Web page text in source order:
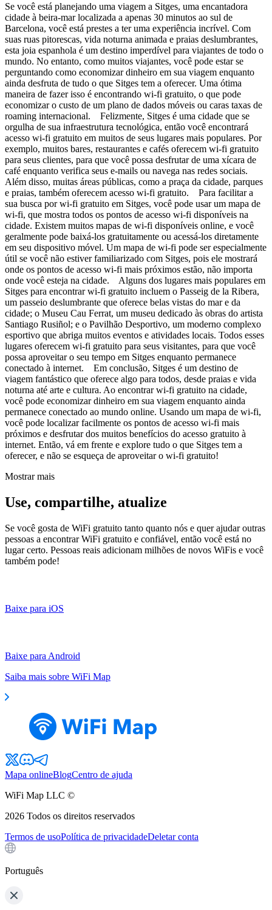
Se você está planejando uma viagem a Sitges, uma encantadora
cidade à beira-mar localizada a apenas 30 minutos ao sul de
Barcelona, você está prestes a ter uma experiência incrível. Com
suas ruas pitorescas, vida noturna animada e praias deslumbrantes,
esta joia espanhola é um destino imperdível para viajantes de todo o
mundo. No entanto, como muitos viajantes, você pode estar se
perguntando como economizar dinheiro em sua viagem enquanto
ainda desfruta de tudo o que Sitges tem a oferecer. Uma ótima
maneira de fazer isso é encontrando wi-fi gratuito, o que pode
economizar o custo de um plano de dados móveis ou caras taxas de
roaming internacional. Felizmente, Sitges é uma cidade que se
orgulha de sua infraestrutura tecnológica, então você encontrará
acesso wi-fi gratuito em muitos de seus lugares mais populares. Por
exemplo, muitos bares, restaurantes e cafés oferecem wi-fi gratuito
para seus clientes, para que você possa desfrutar de uma xícara de
café enquanto verifica seus e-mails ou navega nas redes sociais.
Além disso, muitas áreas públicas, como a praça da cidade, parques
e praias, também oferecem acesso wi-fi gratuito. Para facilitar a
sua busca por wi-fi gratuito em Sitges, você pode usar um mapa de
wi-fi, que mostra todos os pontos de acesso wi-fi disponíveis na
cidade. Existem muitos mapas de wi-fi disponíveis online, e você
geralmente pode baixá-los gratuitamente ou acessá-los diretamente
em seu dispositivo móvel. Um mapa de wi-fi pode ser especialmente
útil se você não estiver familiarizado com Sitges, pois ele mostrará
onde os pontos de acesso wi-fi mais próximos estão, não importa
onde você esteja na cidade. Alguns dos lugares mais populares em
Sitges para encontrar wi-fi gratuito incluem o Passeig de la Ribera,
um passeio deslumbrante que oferece belas vistas do mar e da
cidade; o Museu Cau Ferrat, um museu dedicado às obras do artista
Santiago Rusiñol; e o Pavilhão Desportivo, um moderno complexo
esportivo que abriga muitos eventos e atividades locais. Todos esses
lugares oferecem wi-fi gratuito para seus visitantes, para que você
possa aproveitar o seu tempo em Sitges enquanto permanece
conectado à internet. Em conclusão, Sitges é um destino de
viagem fantástico que oferece algo para todos, desde praias e vida
noturna até arte e cultura. Ao encontrar wi-fi gratuito na cidade,
você pode economizar dinheiro em sua viagem enquanto ainda
permanece conectado ao mundo online. Usando um mapa de wi-fi,
você pode localizar facilmente os pontos de acesso wi-fi mais
próximos e desfrutar dos muitos benefícios do acesso gratuito à
internet. Então, vá em frente e explore tudo o que Sitges tem a
oferecer, e não se esqueça de aproveitar o wi-fi gratuito!
Mostrar mais
Use, compartilhe, atualize
Se você gosta de WiFi gratuito tanto quanto nós e quer ajudar outras
pessoas a encontrar WiFi gratuito e confiável, então você está no
lugar certo. Pessoas reais adicionam milhões de novos WiFis e você
também pode!
Baixe para iOS
Baixe para Android
Saiba mais sobre WiFi Map
Mapa onlineBlogCentro de ajuda
WiFi Map LLC ©
2026 Todos os direitos reservados
Termos de usoPolítica de privacidadeDeletar conta
Português